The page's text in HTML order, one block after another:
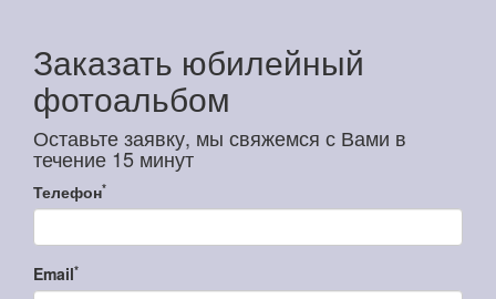
Заказать юбилейный
фотоальбом
Оставьте заявку, мы свяжемся с Вами в
течение 15 минут
Телефон*
Email*